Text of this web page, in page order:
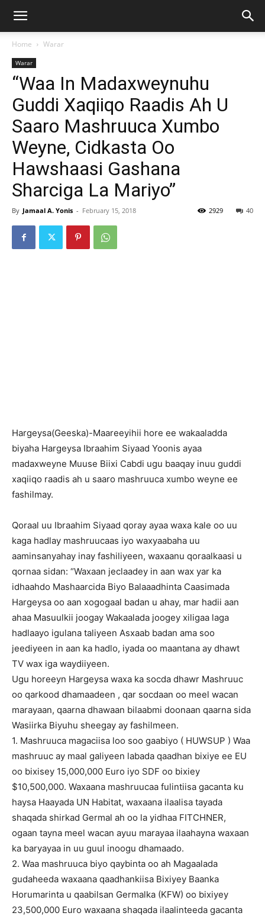
Home Warar
Warar
“Waa In Madaxweynuhu
Guddi Xaqiiqo Raadis Ah U
Saaro Mashruuca Xumbo
Weyne, Cidkasta Oo
Hawshaasi Gashana
Sharciga La Mariyo”
By Jamaal A. Yonis - February 15, 2018 40
2929
Hargeysa(Geeska)-Maareeyihii hore ee wakaaladda
biyaha Hargeysa Ibraahim Siyaad Yoonis ayaa
madaxweyne Muuse Biixi Cabdi ugu baaqay inuu guddi
xaqiiqo raadis ah u saaro mashruuca xumbo weyne ee
fashilmay.
Qoraal uu Ibraahim Siyaad qoray ayaa waxa kale oo uu
kaga hadlay mashruucaas iyo waxyaabaha uu
aaminsanyahay inay fashiliyeen, waxaanu qoraalkaasi u
qornaa sidan: “Waxaan jeclaadey in aan wax yar ka
idhaahdo Mashaarcida Biyo Balaaadhinta Caasimada
Hargeysa oo aan xogogaal badan u ahay, mar hadii aan
ahaa Masuulkii joogay Wakaalada joogey xiligaa laga
hadlaayo igulana taliyeen Asxaab badan ama soo
jeediyeen in aan ka hadlo, iyada oo maantana ay dhawt
TV wax iga waydiiyeen.
Ugu horeeyn Hargeysa waxa ka socda dhawr Mashruuc
oo qarkood dhamaadeen , qar socdaan oo meel wacan
marayaan, qaarna dhawaan bilaabmi doonaan qaarna sida
Wasiirka Biyuhu sheegay ay fashilmeen.
1. Mashruuca magaciisa loo soo gaabiyo ( HUWSUP ) Waa
mashruuc ay maal galiyeen labada qaadhan bixiye ee EU
oo bixisey 15,000,000 Euro iyo SDF oo bixiey
$10,500,000. Waxaana mashruucaa fulintiisa gacanta ku
haysa Haayada UN Habitat, waxaana ilaalisa tayada
shaqada shirkad Germal ah oo la yidhaa FITCHNER,
ogaan tayna meel wacan ayuu marayaa ilaahayna waxaan
ka baryayaa in uu guul inoogu dhamaado.
2. Waa mashruuca biyo qaybinta oo ah Magaalada
gudaheeda waxaana qaadhankiisa Bixiyey Baanka
Horumarinta u qaabilsan Germalka (KFW) oo bixiyey
23,500,000 Euro waxaana shaqada ilaalinteeda gacanta